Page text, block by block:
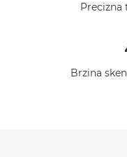
Precizna
Brzina